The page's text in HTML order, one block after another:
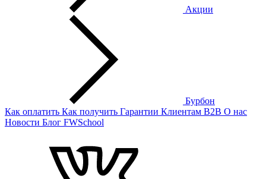
Акции
Бурбон
Как оплатить Как получить Гарантии Клиентам B2B О нас
Новости Блог FWSchool